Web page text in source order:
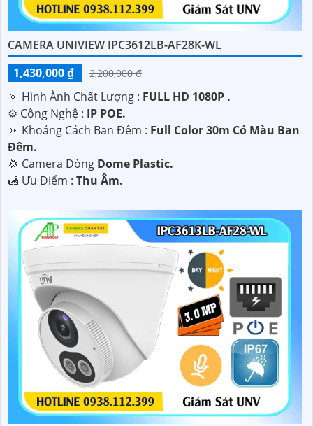
CAMERA UNIVIEW IPC3612LB-AF28K-WL
1,430,000 ₫
2,200,000 ₫
🔅 Hình Ành Chất Lượng : FULL HD 1080P .
⚙ Công Nghệ : IP POE.
🔅 Khoảng Cách Ban Đêm : Full Color 30m Có Màu Ban
Ðêm.
💢 Camera Dòng Dome Plastic.
️🛃 Ưu Điểm : Thu Âm.